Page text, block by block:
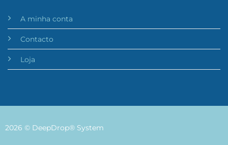
A minha conta
Contacto
Loja
2026 © DeepDrop® System